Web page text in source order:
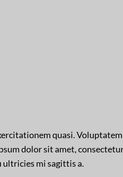
quasi.
dolor sit amet,
mi sagittis a.